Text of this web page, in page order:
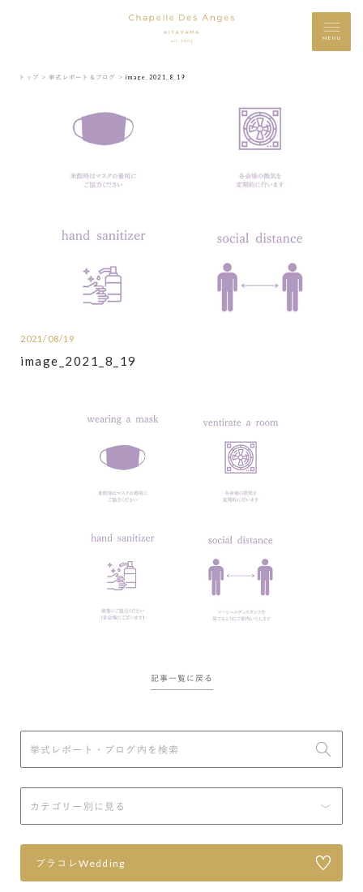
MENU
トップ ＞ 挙式レポート＆ブログ ＞ image_2021_8_19
2021/08/19
image_2021_8_19
記事一覧に戻る
プラコレWedding